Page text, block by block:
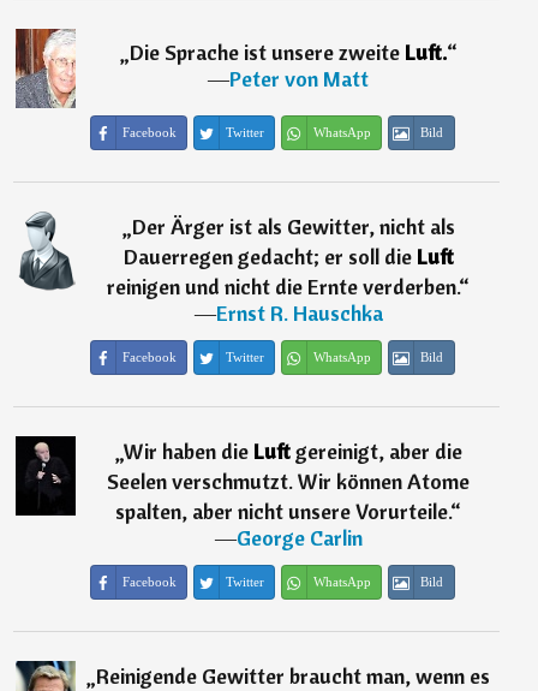
„Die Sprache ist unsere zweiteLuft.“
―Peter von Matt
Facebook Twitter WhatsApp Bild
„Der Ärger ist als Gewitter, nicht als
Dauerregen gedacht; er soll dieLuft
reinigen und nicht die Ernte verderben.“
―Ernst R. Hauschka
Facebook Twitter WhatsApp Bild
„Wir haben dieLuftgereinigt, aber die
Seelen verschmutzt. Wir können Atome
spalten, aber nicht unsere Vorurteile.“
―George Carlin
Facebook Twitter WhatsApp Bild
„Reinigende Gewitter braucht man, wenn es